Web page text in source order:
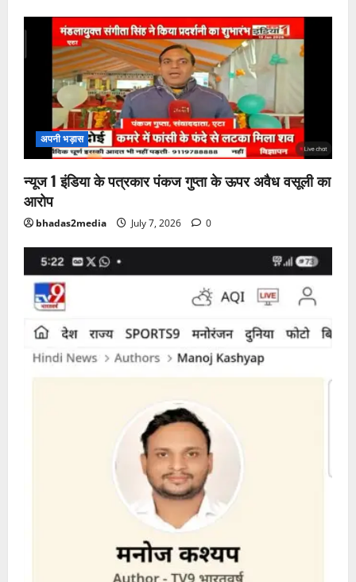
अपनी भड़ास
न्यूज 1 इंडिया के पत्रकार पंकज गुप्ता के ऊपर अवैध वसूली का
आरोप
bhadas2media July 7, 2026 0